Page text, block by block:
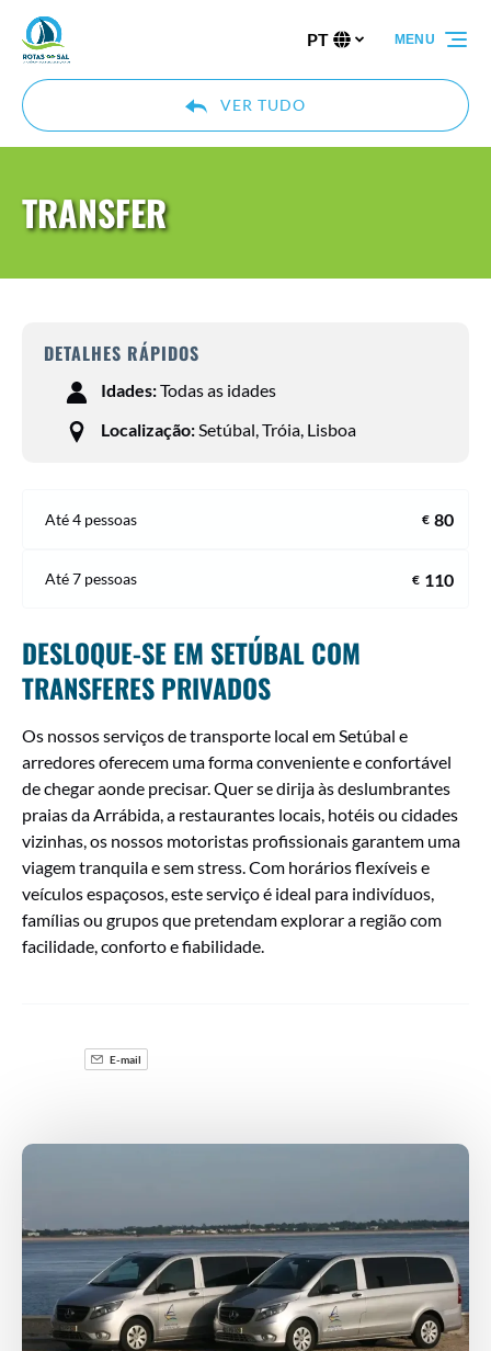
Passar para a navegação primária
Passar para o conteúdo
Passar para o rodapé
o
idioma
PT
VER TUDO
MENU
TRANSFER
DETALHES RÁPIDOS
Idades:Todas as idades
Localização:Setúbal, Tróia, Lisboa
Até 4 pessoas € 80
Até 7 pessoas € 110
DESLOQUE-SE EM SETÚBAL COM
TRANSFERES PRIVADOS
Os nossos serviços de transporte local em Setúbal e
arredores oferecem uma forma conveniente e confortável
de chegar aonde precisar. Quer se dirija às deslumbrantes
praias da Arrábida, a restaurantes locais, hotéis ou cidades
vizinhas, os nossos motoristas profissionais garantem uma
viagem tranquila e sem stress. Com horários flexíveis e
veículos espaçosos, este serviço é ideal para indivíduos,
famílias ou grupos que pretendam explorar a região com
facilidade, conforto e fiabilidade.
E-mail